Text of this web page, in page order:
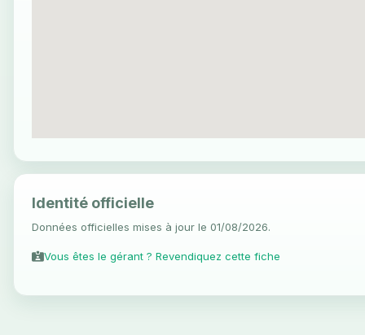
Identité officielle
Données officielles mises à jour le 01/08/2026.
Vous êtes le gérant ? Revendiquez cette fiche